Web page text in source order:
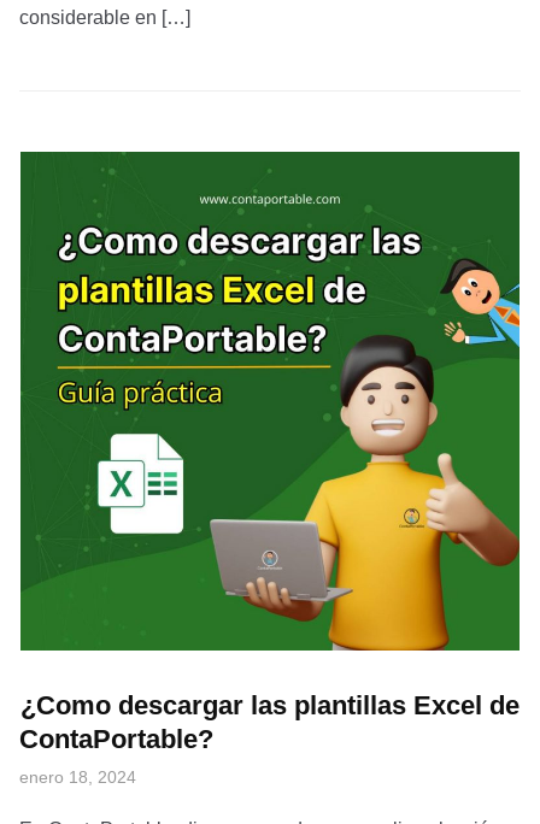
considerable en […]
¿Como descargar las plantillas Excel de
ContaPortable?
enero 18, 2024